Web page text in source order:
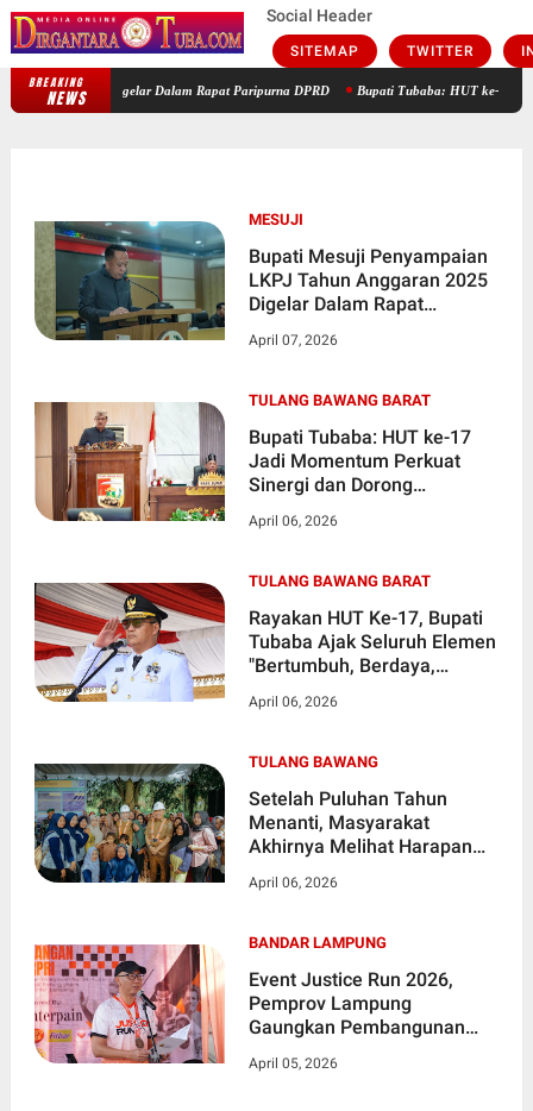
Social Header
SITEMAP TWITTER
BREAKING
NEWS Bupati Mesuji Penyampaian LKPJ Tahun Anggaran 2025 Digelar Dalam
MESUJI
Bupati Mesuji Penyampaian
LKPJ Tahun Anggaran 2025
Digelar Dalam Rapat
April 07, 2026
TULANG BAWANG BARAT
Bupati Tubaba: HUT ke-17
Jadi Momentum Perkuat
Sinergi dan Dorong
April 06, 2026
TULANG BAWANG BARAT
Rayakan HUT Ke-17, Bupati
Tubaba Ajak Seluruh Elemen
"Bertumbuh, Berdaya,
April 06, 2026
TULANG BAWANG
Setelah Puluhan Tahun
Menanti, Masyarakat
Akhirnya Melihat Harapan
Utama Yang Selama ini
April 06, 2026
BANDAR LAMPUNG
Event Justice Run 2026,
Pemprov Lampung
Gaungkan Pembangunan
Infrastruktur
April 05, 2026